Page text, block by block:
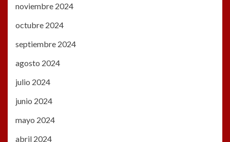
noviembre 2024
octubre 2024
septiembre 2024
agosto 2024
julio 2024
junio 2024
mayo 2024
abril 2024